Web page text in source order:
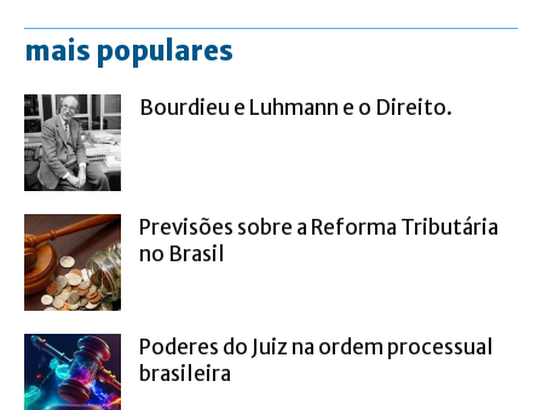
mais populares
Bourdieu e Luhmann e o Direito.
Previsões sobre a Reforma Tributária
no Brasil
Poderes do Juiz na ordem processual
brasileira